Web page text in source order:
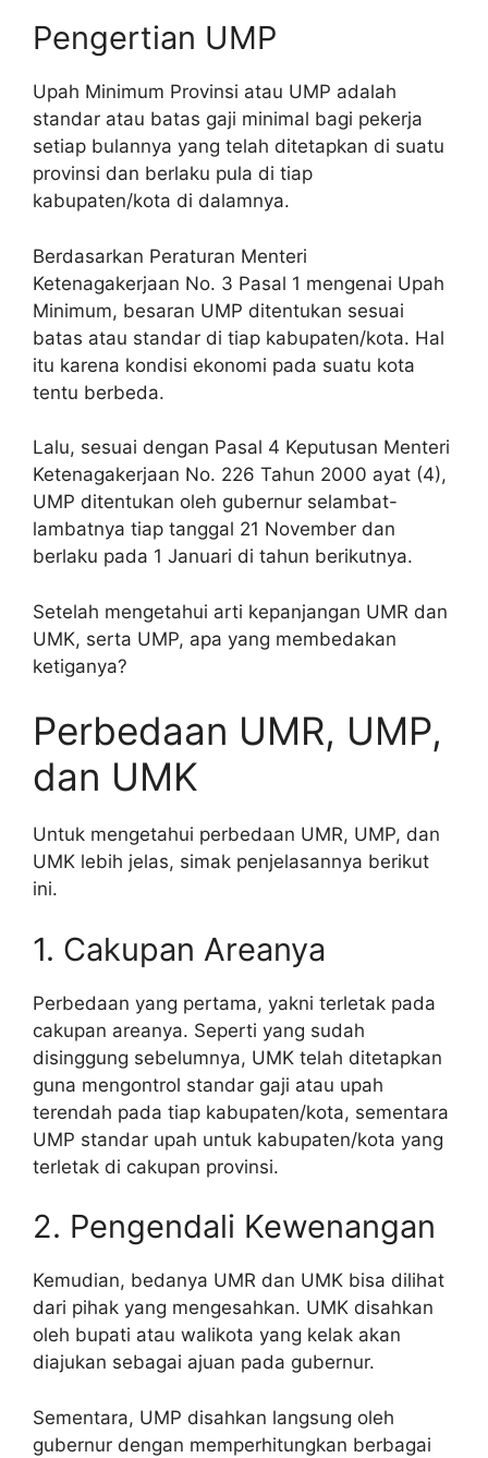
Pengertian UMP
Upah Minimum Provinsi atau UMP adalah
standar atau batas gaji minimal bagi pekerja
setiap bulannya yang telah ditetapkan di suatu
provinsi dan berlaku pula di tiap
kabupaten/kota di dalamnya.
Berdasarkan Peraturan Menteri
Ketenagakerjaan No. 3 Pasal 1 mengenai Upah
Minimum, besaran UMP ditentukan sesuai
batas atau standar di tiap kabupaten/kota. Hal
itu karena kondisi ekonomi pada suatu kota
tentu berbeda.
Lalu, sesuai dengan Pasal 4 Keputusan Menteri
Ketenagakerjaan No. 226 Tahun 2000 ayat (4),
UMP ditentukan oleh gubernur selambat-
lambatnya tiap tanggal 21 November dan
berlaku pada 1 Januari di tahun berikutnya.
Setelah mengetahui arti kepanjangan UMR dan
UMK, serta UMP, apa yang membedakan
ketiganya?
Perbedaan UMR, UMP,
dan UMK
Untuk mengetahui perbedaan UMR, UMP, dan
UMK lebih jelas, simak penjelasannya berikut
ini.
1. Cakupan Areanya
Perbedaan yang pertama, yakni terletak pada
cakupan areanya. Seperti yang sudah
disinggung sebelumnya, UMK telah ditetapkan
guna mengontrol standar gaji atau upah
terendah pada tiap kabupaten/kota, sementara
UMP standar upah untuk kabupaten/kota yang
terletak di cakupan provinsi.
2. Pengendali Kewenangan
Kemudian, bedanya UMR dan UMK bisa dilihat
dari pihak yang mengesahkan. UMK disahkan
oleh bupati atau walikota yang kelak akan
diajukan sebagai ajuan pada gubernur.
Sementara, UMP disahkan langsung oleh
gubernur dengan memperhitungkan berbagai